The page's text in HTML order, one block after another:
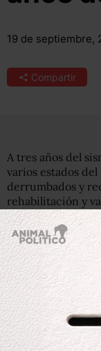
19 de septiembre,
Compartir
A tres años del
varios estados
derrumbados y
rehabilitación y
Te puede
lecciones
damnificados del
Este es el estado
19S: